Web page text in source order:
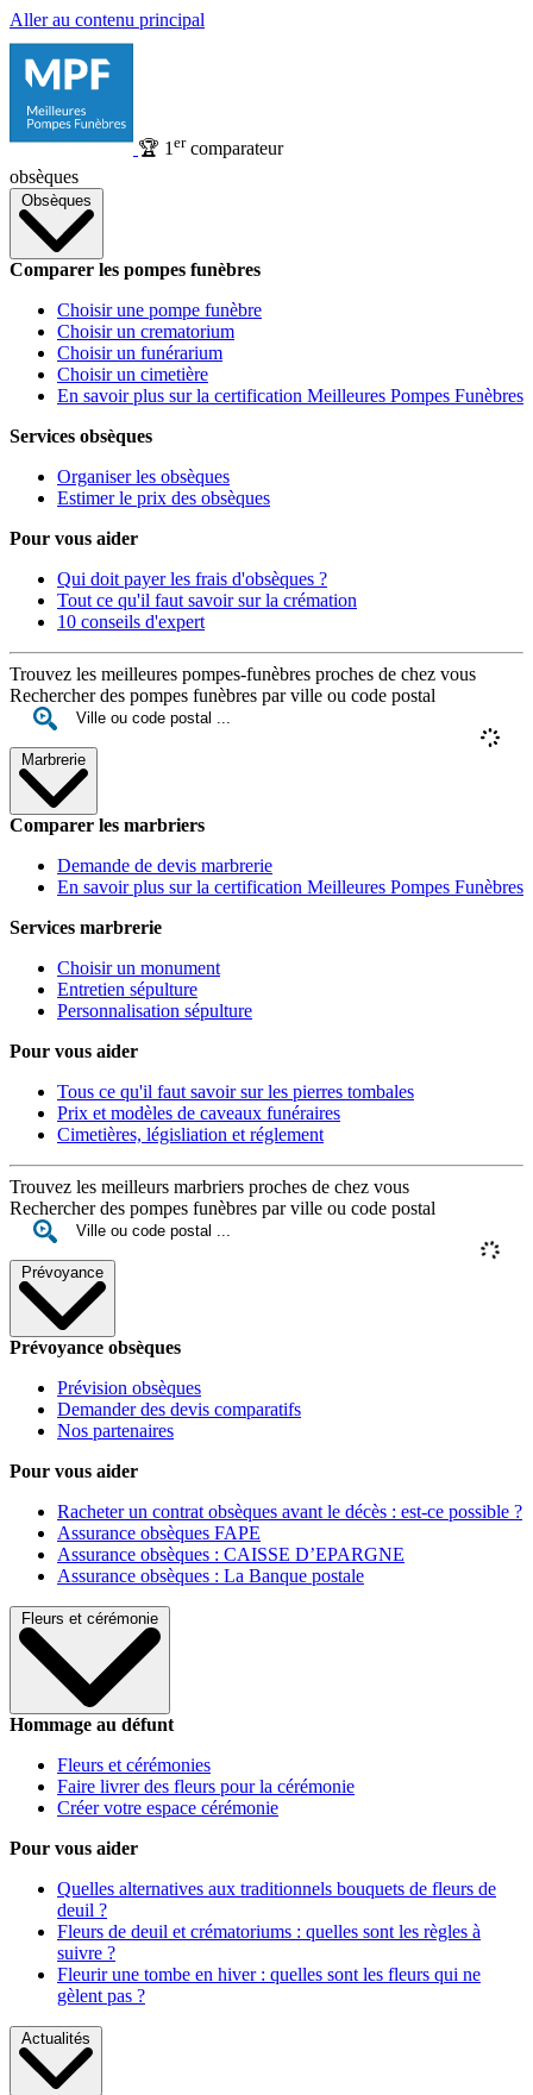
Aller au contenu principal
🏆 1 ercomparateur
obsèques
Obsèques
Comparer les pompes funèbres
Choisir une pompe funèbre
Choisir un crematorium
Choisir un funérarium
Choisir un cimetière
En savoir plus sur la certification Meilleures Pompes Funèbres
Services obsèques
Organiser les obsèques
Estimer le prix des obsèques
Pour vous aider
Qui doit payer les frais d'obsèques ?
Tout ce qu'il faut savoir sur la crémation
10 conseils d'expert
Trouvez les meilleures pompes-funèbres proches de chez vous
Rechercher des pompes funèbres par ville ou code postal
Marbrerie
Comparer les marbriers
Demande de devis marbrerie
En savoir plus sur la certification Meilleures Pompes Funèbres
Services marbrerie
Choisir un monument
Entretien sépulture
Personnalisation sépulture
Pour vous aider
Tous ce qu'il faut savoir sur les pierres tombales
Prix et modèles de caveaux funéraires
Cimetières, législiation et réglement
Trouvez les meilleurs marbriers proches de chez vous
Rechercher des pompes funèbres par ville ou code postal
Prévoyance
Prévoyance obsèques
Prévision obsèques
Demander des devis comparatifs
Nos partenaires
Pour vous aider
Racheter un contrat obsèques avant le décès : est-ce possible ?
Assurance obsèques FAPE
Assurance obsèques : CAISSE D’EPARGNE
Assurance obsèques : La Banque postale
Fleurs et cérémonie
Hommage au défunt
Fleurs et cérémonies
Faire livrer des fleurs pour la cérémonie
Créer votre espace cérémonie
Pour vous aider
Quelles alternatives aux traditionnels bouquets de fleurs de
deuil ?
Fleurs de deuil et crématoriums : quelles sont les règles à
suivre ?
Fleurir une tombe en hiver : quelles sont les fleurs qui ne
gèlent pas ?
Actualités